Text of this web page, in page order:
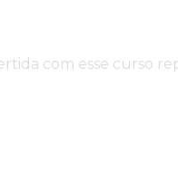
com esse curso